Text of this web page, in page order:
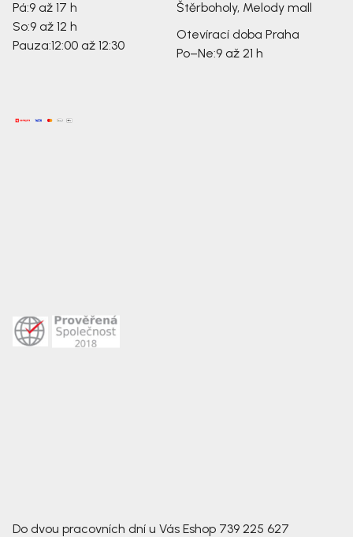
Pá:9 až 17 h
So:9 až 12 h
Pauza:12:00 až 12:30
Štěrboholy, Melody mall
Otevírací doba Praha
Po–Ne:9 až 21 h
Do dvou pracovních dní u Vás Eshop 739 225 627